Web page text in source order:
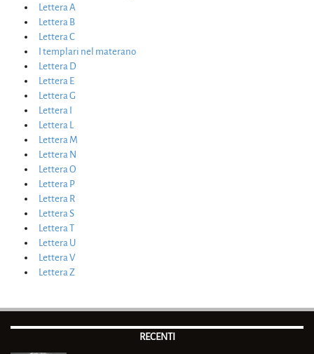
Lettera A
Lettera B
Lettera C
I templari nel materano
Lettera D
Lettera E
Lettera G
Lettera I
Lettera L
Lettera M
Lettera N
Lettera O
Lettera P
Lettera R
Lettera S
Lettera T
Lettera U
Lettera V
Lettera Z
RECENTI